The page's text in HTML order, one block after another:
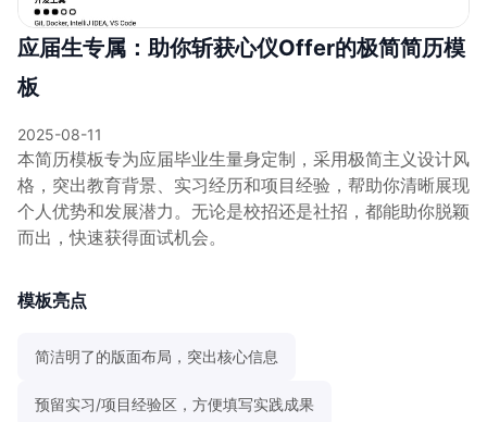
应届生专属：助你斩获心仪Offer的极简简历模
板
2025-08-11
本简历模板专为应届毕业生量身定制，采用极简主义设计风
格，突出教育背景、实习经历和项目经验，帮助你清晰展现
个人优势和发展潜力。无论是校招还是社招，都能助你脱颖
而出，快速获得面试机会。
模板亮点
简洁明了的版面布局，突出核心信息
预留实习/项目经验区，方便填写实践成果